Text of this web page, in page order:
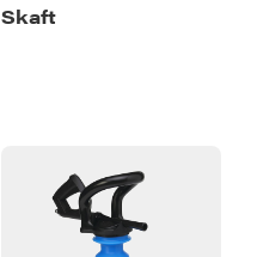
Skaft